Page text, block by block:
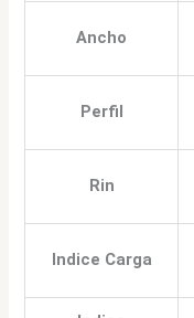
Ancho
Perfil
Rin
Indice Carga